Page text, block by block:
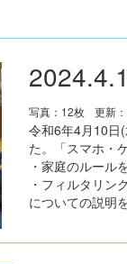
写真：12枚 更新
令和6年4月10日
た。「スマホ・
・家庭のルール
・フィルタリン
についての説明